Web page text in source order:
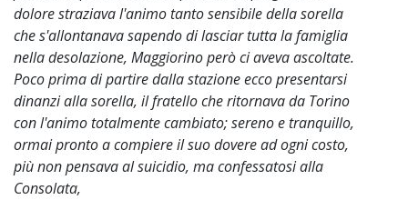
dolore straziava l'animo tanto sensibile della sorella
che s'allontanava sapendo di lasciar tutta la famiglia
nella desolazione, Maggiorino però ci aveva ascoltate.
Poco prima di partire dalla stazione ecco presentarsi
dinanzi alla sorella, il fratello che ritornava da Torino
con l'animo totalmente cambiato; sereno e tranquillo,
ormai pronto a compiere il suo dovere ad ogni costo,
più non pensava al suicidio, ma confessatosi alla
Consolata,